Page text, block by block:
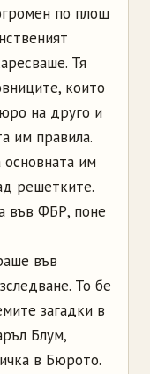
по площ
Тя
които
на друго и
им правила.
им
решетките.
във ФБР, поне
във
То бе
загадки в
Блум,
в Бюрото.